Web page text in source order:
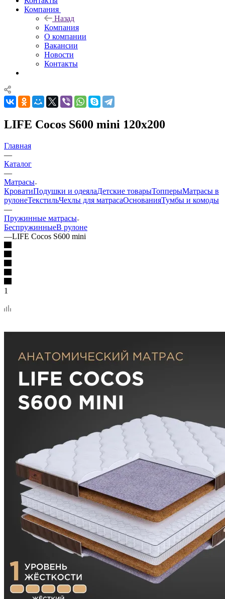
Компания
Назад
Компания
О компании
Вакансии
Новости
Контакты
LIFE Cocos S600 mini 120x200
Главная
—
Каталог
—
Матрасы
КроватиПодушки и одеялаДетские товарыТопперыМатрасы в
рулонеТекстильЧехлы для матрасаОснованияТумбы и комоды
—
Пружинные матрасы
БеспружинныеВ рулоне
—LIFE Cocos S600 mini
1